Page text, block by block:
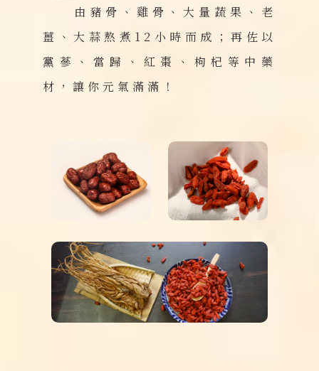
由豬骨、雞骨、大量蔬果、老
薑、大蒜熬煮12小時而成；再佐以
黨蔘、當歸、紅棗、枸杞等中藥
材，讓你元氣滿滿！